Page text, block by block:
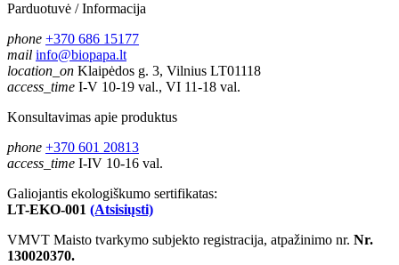
Parduotuvė / Informacija
phone +370 686 15177
mail info@biopapa.lt
location_on Klaipėdos g. 3, Vilnius LT01118
access_time I-V 10-19 val., VI 11-18 val.
Konsultavimas apie produktus
phone +370 601 20813
access_time I-IV 10-16 val.
Galiojantis ekologiškumo sertifikatas:
LT-EKO-001 (Atsisiųsti)
VMVT Maisto tvarkymo subjekto registracija, atpažinimo nr. Nr.
130020370.